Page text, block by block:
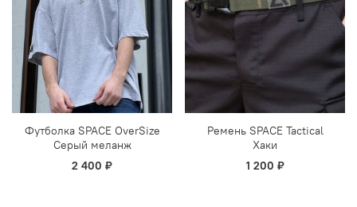
Футболка SPACE OverSize
Серый меланж
2 400 ₽
Ремень SPACE Tactical
Хаки
1 200 ₽